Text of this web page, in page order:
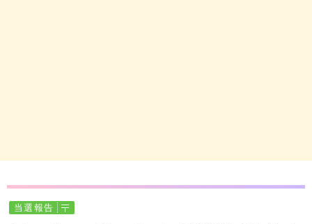
当選報告